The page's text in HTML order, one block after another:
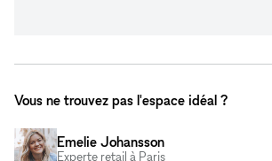
Vous ne trouvez pas l'espace idéal ?
Emelie Johansson
Experte retail à Paris